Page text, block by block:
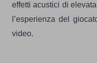
effetti acustici di
l’esperienza del
video.